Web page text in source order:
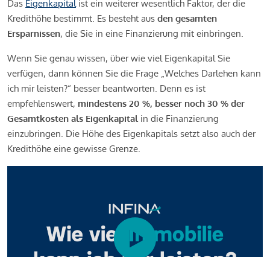
Das Eigenkapitalist ein weiterer wesentlich Faktor, der die
Kredithöhe bestimmt. Es besteht aus den gesamten
Ersparnissen, die Sie in eine Finanzierung mit einbringen.
Wenn Sie genau wissen, über wie viel Eigenkapital Sie
verfügen, dann können Sie die Frage „Welches Darlehen kann
ich mir leisten?“ besser beantworten. Denn es ist
empfehlenswert, mindestens 20 %, besser noch 30 % der
Gesamtkosten als Eigenkapital in die Finanzierung
einzubringen. Die Höhe des Eigenkapitals setzt also auch der
Kredithöhe eine gewisse Grenze.